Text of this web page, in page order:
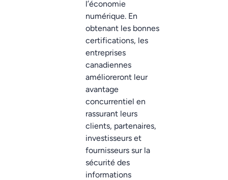
l’économie
numérique. En
obtenant les bonnes
certifications, les
entreprises
canadiennes
amélioreront leur
avantage
concurrentiel en
rassurant leurs
clients, partenaires,
investisseurs et
fournisseurs sur la
sécurité des
informations